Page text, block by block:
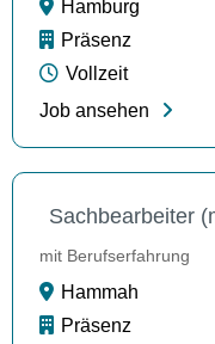
Hamburg
Präsenz
Vollzeit
Job ansehen
Sachbearbeiter
mit Berufserfahrung
Hammah
Präsenz